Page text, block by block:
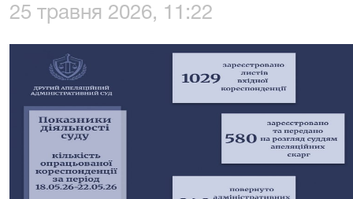
25 травня 2026, 11:22